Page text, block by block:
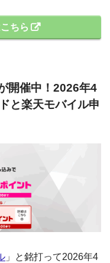
ちら
開催中！2026年4
と楽天モバイル申
」と銘打って2026年4